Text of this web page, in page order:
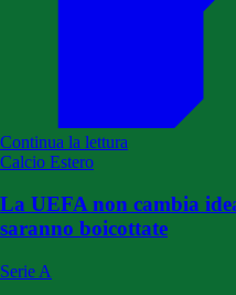
Continua la lettura
Calcio Estero
La UEFA non cambia
saranno boicottate
Serie A